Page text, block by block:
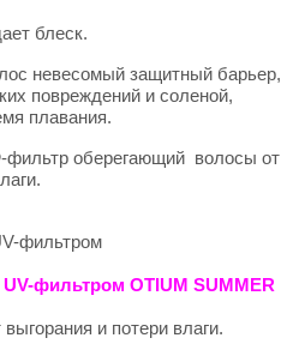
блеск.
невесомый защитный барьер,
повреждений и соленой,
плавания.
оберегающий волосы от
фильтром
фильтром OTIUM SUMMER
и потери влаги.